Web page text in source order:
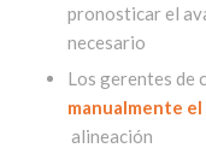
pronosticar el
necesario
Los gerentes de
manualmente
alineación